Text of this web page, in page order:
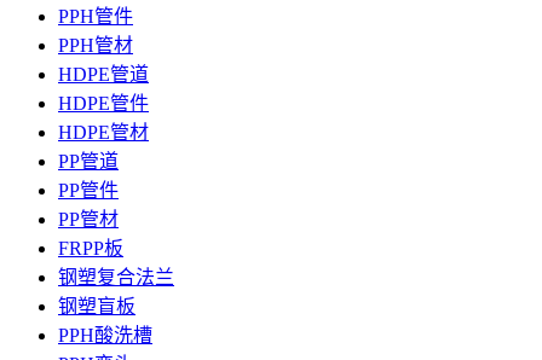
PPH管件
PPH管材
HDPE管道
HDPE管件
HDPE管材
PP管道
PP管件
PP管材
FRPP板
钢塑复合法兰
钢塑盲板
PPH酸洗槽